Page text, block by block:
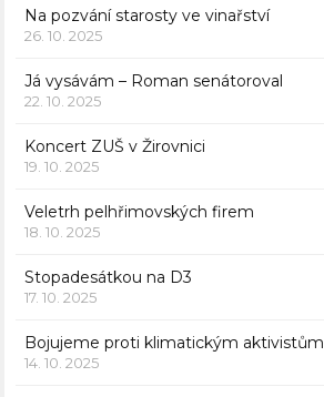
Na pozvání starosty ve vinařství
26. 10. 2025
Já vysávám – Roman senátoroval
22. 10. 2025
Koncert ZUŠ v Žirovnici
19. 10. 2025
Veletrh pelhřimovských firem
18. 10. 2025
Stopadesátkou na D3
17. 10. 2025
Bojujeme proti klimatickým aktivistům
14. 10. 2025